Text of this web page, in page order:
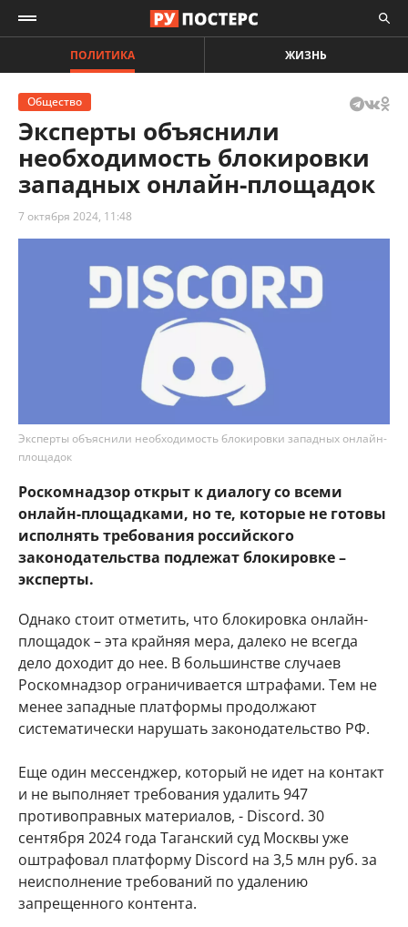
ПОЛИТИКА ЖИЗНЬ
Общество
Эксперты объяснили
необходимость блокировки
западных онлайн-площадок
7 октября 2024, 11:48
Эксперты объяснили необходимость блокировки западных онлайн-
площадок
Роскомнадзор открыт к диалогу со всеми
онлайн-площадками, но те, которые не готовы
исполнять требования российского
законодательства подлежат блокировке –
эксперты.
Однако стоит отметить, что блокировка онлайн-
площадок – эта крайняя мера, далеко не всегда
дело доходит до нее. В большинстве случаев
Роскомнадзор ограничивается штрафами. Тем не
менее западные платформы продолжают
систематически нарушать законодательство РФ.
Еще один мессенджер, который не идет на контакт
и не выполняет требования удалить 947
противоправных материалов, - Discord. 30
сентября 2024 года Таганский суд Москвы уже
оштрафовал платформу Discord на 3,5 млн руб. за
неисполнение требований по удалению
запрещенного контента.